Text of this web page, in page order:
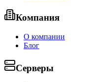
Компания
О компании
Блог
Серверы